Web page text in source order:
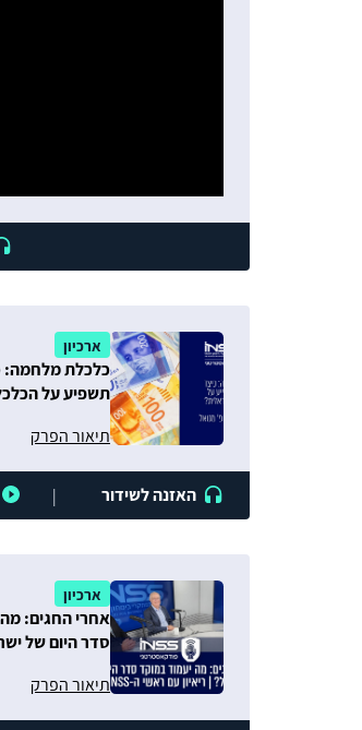
ארכיון
כלכלת מלחמה:
תשפיע על
תיאור הפרק
האזנה לשידור |
ארכיון
אחרי החגים:
סדר היום של
תיאור הפרק